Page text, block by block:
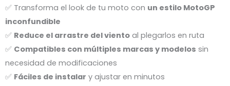
✅ Transforma el look de tu moto con un estilo MotoGP
inconfundible
✅ Reduce el arrastre del viento al plegarlos en ruta
✅ Compatibles con múltiples marcas y modelos sin
necesidad de modificaciones
✅ Fáciles de instalar y ajustar en minutos